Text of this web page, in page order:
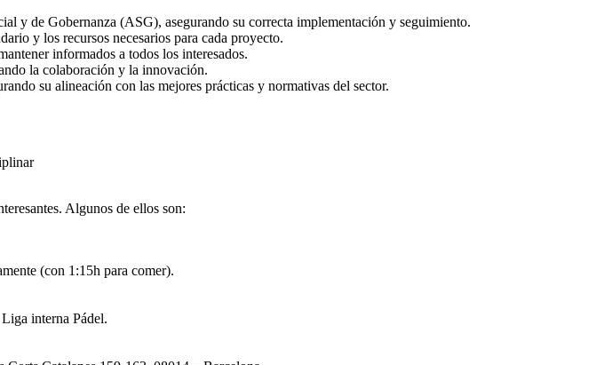
y de Gobernanza (ASG), asegurando su correcta implementación y seguimiento.
y los recursos necesarios para cada proyecto.
informados a todos los interesados.
la colaboración y la innovación.
su alineación con las mejores prácticas y normativas del sector.
Algunos de ellos son:
(con 1:15h para comer).
interna Pádel.